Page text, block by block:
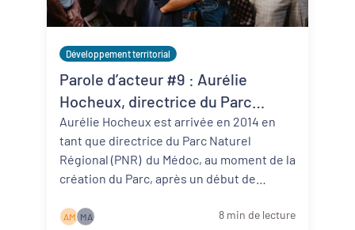
Développement territorial
Parole d’acteur #9 : Aurélie
Hocheux, directrice du Parc
Naturel Régional du Médoc (33)
Aurélie Hocheux est arrivée en 2014 en
tant que directrice du Parc Naturel
Régional (PNR) du Médoc, au moment de la
création du Parc, après un début de
A M M A
8 min de lecture